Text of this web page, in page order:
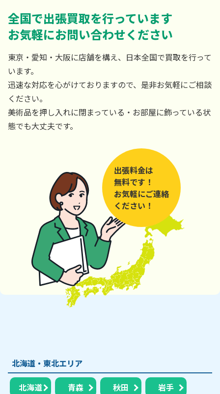
全国で出張買取を行っています
お気軽にお問い合わせください
東京・愛知・大阪に店舗を構え、日本全国で買取を行って
います。
迅速な対応を心がけておりますので、是非お気軽にご相談
ください。
美術品を押し入れに閉まっている・お部屋に飾っている状
態でも大丈夫です。
出張料金は
無料です！
お気軽にご連絡
ください！
北海道・東北エリア
北海道 青森 秋田 岩手